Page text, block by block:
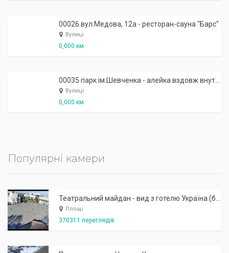
00026 вул.Медова, 12а - ресторан-сауна "Барс"
Вулиці
0,000 км.
Вулиці
0,000 км.
Популярні камери
Площі
370311 переглядів